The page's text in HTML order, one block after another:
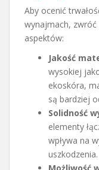
Aby ocenić
wynajmach, zwróć
aspektów:
Jakość
wysokiej
ekoskóra,
są bardziej
Solidność
elementy
wpływa na
uszkodzenia.